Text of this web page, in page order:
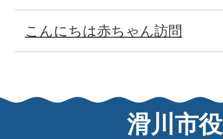
こんにちは赤ちゃん訪問
滑川市